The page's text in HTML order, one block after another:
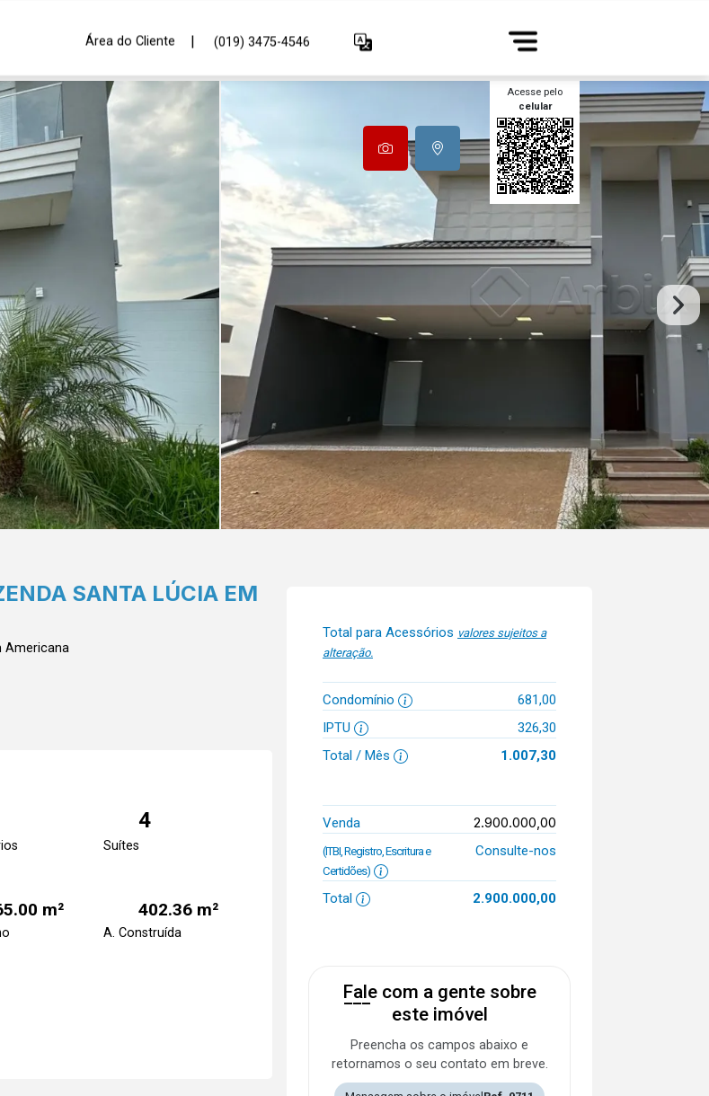
Área do Cliente | (019) 3475-4546
Acesse pelo
celular
SANTA LÚCIA EM
Americana
4
Suítes
m² 402.36 m²
A. Construída
Total para Acessórios valores sujeitos a
alteração.
Condomínio
681,00
IPTU
326,30
Total / Mês
1.007,30
Venda 2.900.000,00
(ITBI, Registro, Escritura e
Certidões)
Consulte-nos
Total 2.900.000,00
Fale com a gente sobre
este imóvel
Preencha os campos abaixo e
retornamos o seu contato em breve.